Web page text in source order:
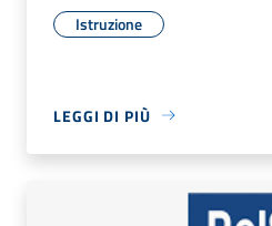
Istruzione
LEGGI DI PIÙ